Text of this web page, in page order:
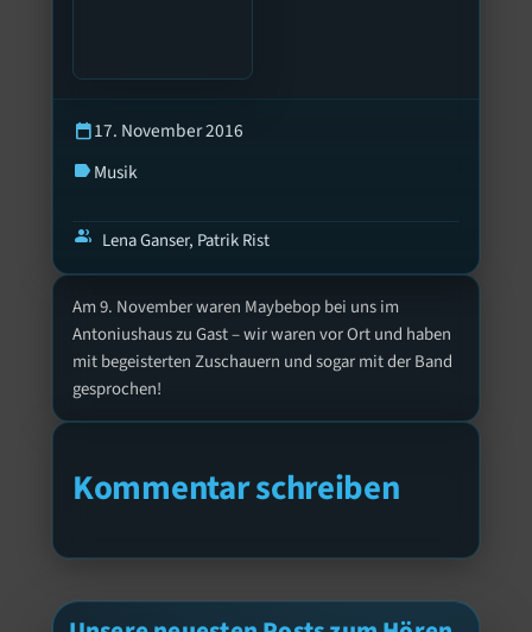
Am 9. November waren Maybebop bei uns im
Antoniushaus zu Gast – wir waren vor Ort und haben
mit begeisterten Zuschauern und sogar mit der Band
gesprochen!
Kommentar schreiben
calendar_today17. November 2016
labelMusik
group Lena Ganser, Patrik Rist